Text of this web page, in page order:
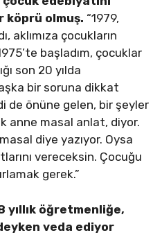
köprü olmuş. “1979,
aklımıza çocukların
başladım, çocuklar
son 20 yılda
bir soruna dikkat
de önüne gelen, bir şeyler
anne masal anlat, diyor.
diye yazıyor. Oysa
vereceksin. Çocuğu
gerek.”
yıllık öğretmenliğe,
veda ediyor